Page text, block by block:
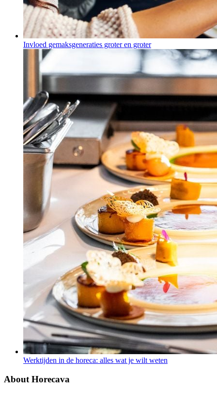
Invloed gemaksgeneraties groter en groter
Werktijden in de horeca: alles wat je wilt weten
About Horecava